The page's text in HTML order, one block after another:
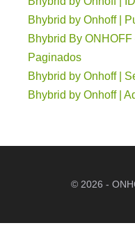
Bhybrid by Onhoff |
Bhybrid By
Paginados
Bhybrid by Onhoff |
Bhybrid by Onhoff |
© 2026 -